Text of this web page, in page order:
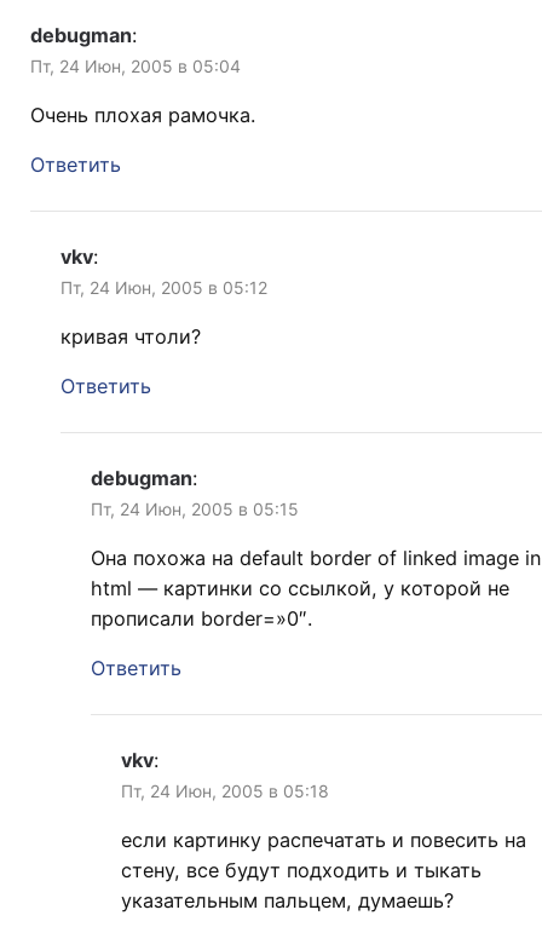
debugman:
Пт, 24 Июн, 2005 в 05:04
Очень плохая рамочка.
Ответить
vkv:
Пт, 24 Июн, 2005 в 05:12
кривая чтоли?
Ответить
debugman:
Пт, 24 Июн, 2005 в 05:15
Она похожа на default border of linked image in
html — картинки со ссылкой, у которой не
прописали border=»0″.
Ответить
vkv:
Пт, 24 Июн, 2005 в 05:18
если картинку распечатать и повесить на
стену, все будут подходить и тыкать
указательным пальцем, думаешь?